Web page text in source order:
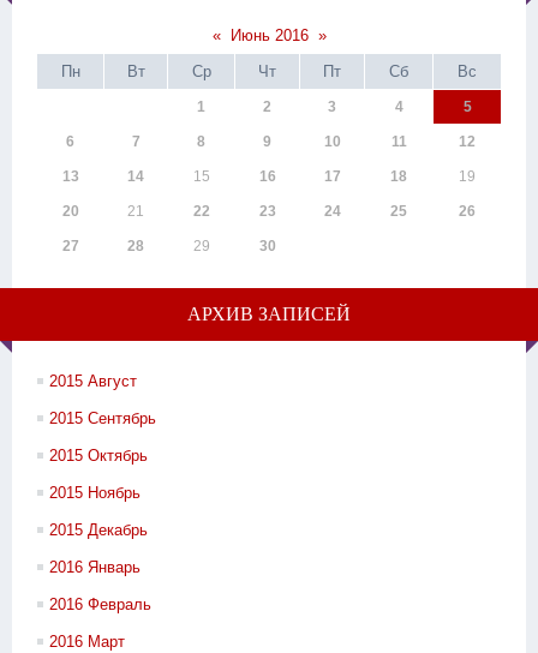
« Июнь 2016 »
Пн
Вт Ср Чт Пт Сб Вс
1 2 3 4 5
6 7 8 9 10 11 12
13 14 15 16 17 18 19
20 21 22 23 24 25 26
27 28 29 30
АРХИВ ЗАПИСЕЙ
2015 Август
2015 Сентябрь
2015 Октябрь
2015 Ноябрь
2015 Декабрь
2016 Январь
2016 Февраль
2016 Март